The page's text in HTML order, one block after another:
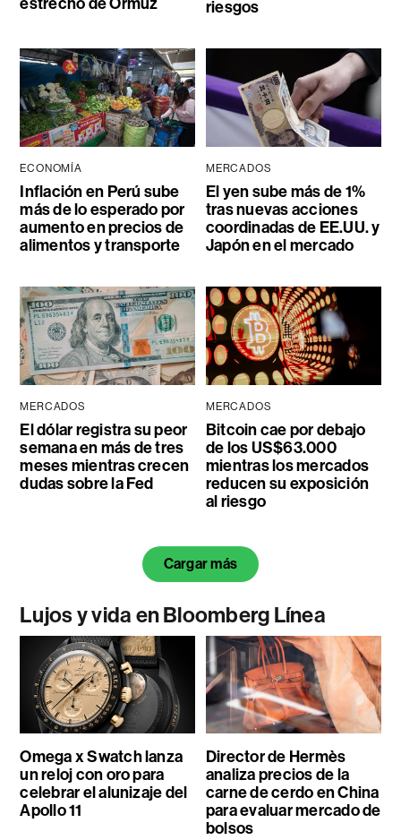
riesgos
ECONOMÍA
Inflación en Perú sube
más de lo esperado por
aumento en precios de
alimentos y transporte
MERCADOS
El yen sube más de 1%
tras nuevas acciones
coordinadas de EE.UU. y
Japón en el mercado
MERCADOS
El dólar registra su peor
semana en más de tres
meses mientras crecen
dudas sobre la Fed
MERCADOS
Bitcoin cae por debajo
de los US$63.000
mientras los mercados
reducen su exposición
al riesgo
Cargar más
Lujos y vida en Bloomberg Línea
Omega x Swatch lanza
un reloj con oro para
celebrar el alunizaje del
Apollo 11
Director de Hermès
analiza precios de la
carne de cerdo en China
para evaluar mercado de
bolsos